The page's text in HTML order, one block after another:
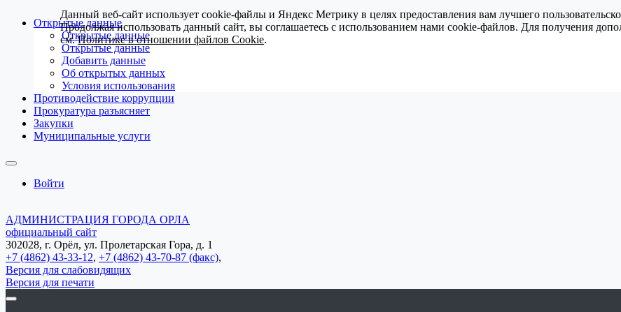
Открытые данные
Открытые данные
Открытые данные
Добавить данные
Об открытых данных
Условия использования
Противодействие коррупции
Прокуратура разъясняет
Закупки
Муниципальные услуги
Войти
АДМИНИСТРАЦИЯ ГОРОДА ОРЛА
официальный сайт
302028, г. Орёл, ул. Пролетарская Гора, д. 1
+7 (4862) 43-33-12, +7 (4862) 43-70-87 (факс),
Версия для слабовидящих
Версия для печати
Данный веб-сайт использует cookie-файлы и Яндекс Метрику в целях предоставления вам лучшего
Продолжая использовать данный сайт, вы соглашаетесь с использованием нами cookie-файлов. Для получения
см.Политике в отношении файлов Cookie.